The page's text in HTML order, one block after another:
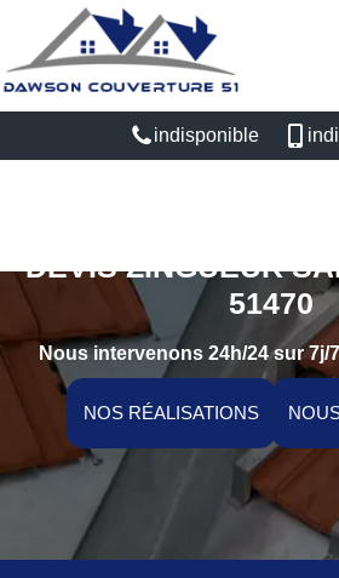
indisponible
DEVIS ZINGUEUR
51470
Nous intervenons 24h/24 sur 7j/
NOS RÉALISATIONS